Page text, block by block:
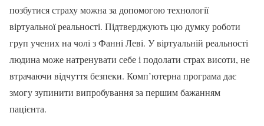
позбутися страху можна за допомогою технології
віртуальної реальності. Підтверджують цю думку роботи
груп учених на чолі з Фанні Леві. У віртуальній реальності
людина може натренувати себе і подолати страх висоти, не
втрачаючи відчуття безпеки. Комп’ютерна програма дає
змогу зупинити випробування за першим бажанням
пацієнта.